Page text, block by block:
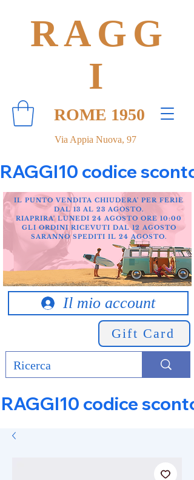
Via Appia Nuova, 97
RAGG
I
ROME 1950
RAGGI10 codice
Il mio account
Gift Card
IL PUNTO VENDITA CHIUDERA' PER FERIE
DAL 13 AL 23 AGOSTO.
RIAPRIRA' LUNEDI 24 AGOSTO ORE 10:00
GLI ORDINI RICEVUTI DAL 12 AGOSTO
SARANNO SPEDITI IL 24 AGOSTO.
RAGGI10 codice